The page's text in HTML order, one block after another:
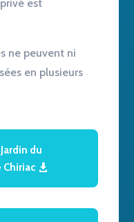
est
ne peuvent ni
en plusieurs
du